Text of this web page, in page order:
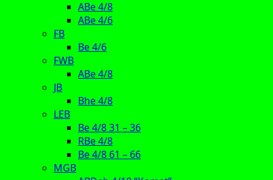
ABe 4/8
ABe 4/6
FB
Be 4/6
FWB
ABe 4/8
JB
Bhe 4/8
LEB
Be 4/8 31 – 36
RBe 4/8
Be 4/8 61 – 66
MGB